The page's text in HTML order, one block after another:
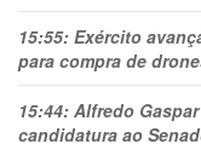
15:55: Exército
para compra de
15:44: Alfredo
candidatura ao